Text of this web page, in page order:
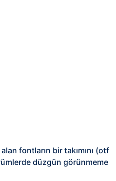
fontların bir takımını (otf
düzgün görünmeme